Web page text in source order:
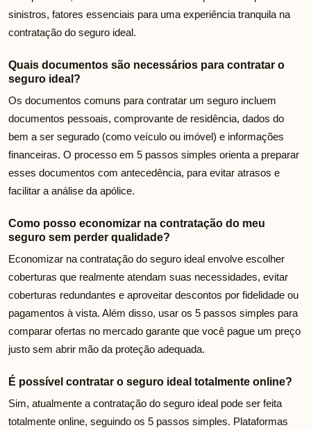
sinistros, fatores essenciais para uma experiência tranquila na
contratação do seguro ideal.
Quais documentos são necessários para contratar o
seguro ideal?
Os documentos comuns para contratar um seguro incluem
documentos pessoais, comprovante de residência, dados do
bem a ser segurado (como veículo ou imóvel) e informações
financeiras. O processo em 5 passos simples orienta a preparar
esses documentos com antecedência, para evitar atrasos e
facilitar a análise da apólice.
Como posso economizar na contratação do meu
seguro sem perder qualidade?
Economizar na contratação do seguro ideal envolve escolher
coberturas que realmente atendam suas necessidades, evitar
coberturas redundantes e aproveitar descontos por fidelidade ou
pagamentos à vista. Além disso, usar os 5 passos simples para
comparar ofertas no mercado garante que você pague um preço
justo sem abrir mão da proteção adequada.
É possível contratar o seguro ideal totalmente online?
Sim, atualmente a contratação do seguro ideal pode ser feita
totalmente online, seguindo os 5 passos simples. Plataformas